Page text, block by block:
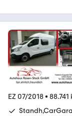
EZ 07/2018• 88.741